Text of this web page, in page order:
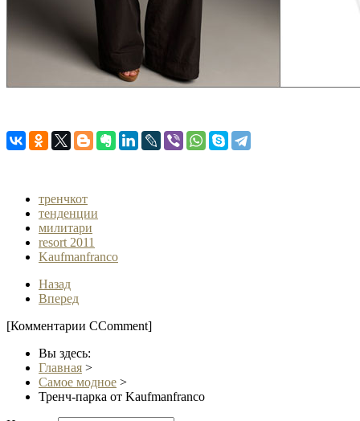
тренчкот
тенденции
милитари
resort 2011
Kaufmanfranco
Назад
Вперед
[Комментарии CComment]
Вы здесь:
Главная >
Самое модное >
Тренч-парка от Kaufmanfranco